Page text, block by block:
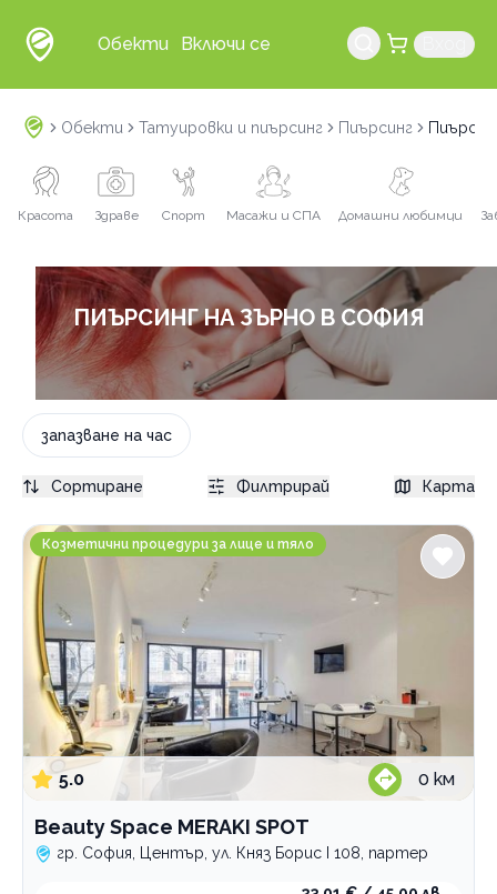
Обекти Включи се
Обекти Татуировки и пиърсинг Пиърсинг
Красота Здраве Спорт Масажи и СПА Домашни любимци
ПИЪРСИНГ НА ЗЪРНО В СОФИЯ
запазване на час
Beauty Space MERAKI SPOT
Козметични процедури за лице и тяло
5.0 0 км
Beauty Space MERAKI SPOT
гр. София, Център, ул. Княз Борис I 108, партер
Сортиране Филтрирай Карта
София
Център
Услуги
Микродермален пиърсинг
запазване на час
Пиърсинг на вежда
запазване на час
Пиърсинг на език
запазване на час
Пиърсинг на зърно
запазване на час
Пиърсинг на лице
запазване на час
Пиърсинг на нос